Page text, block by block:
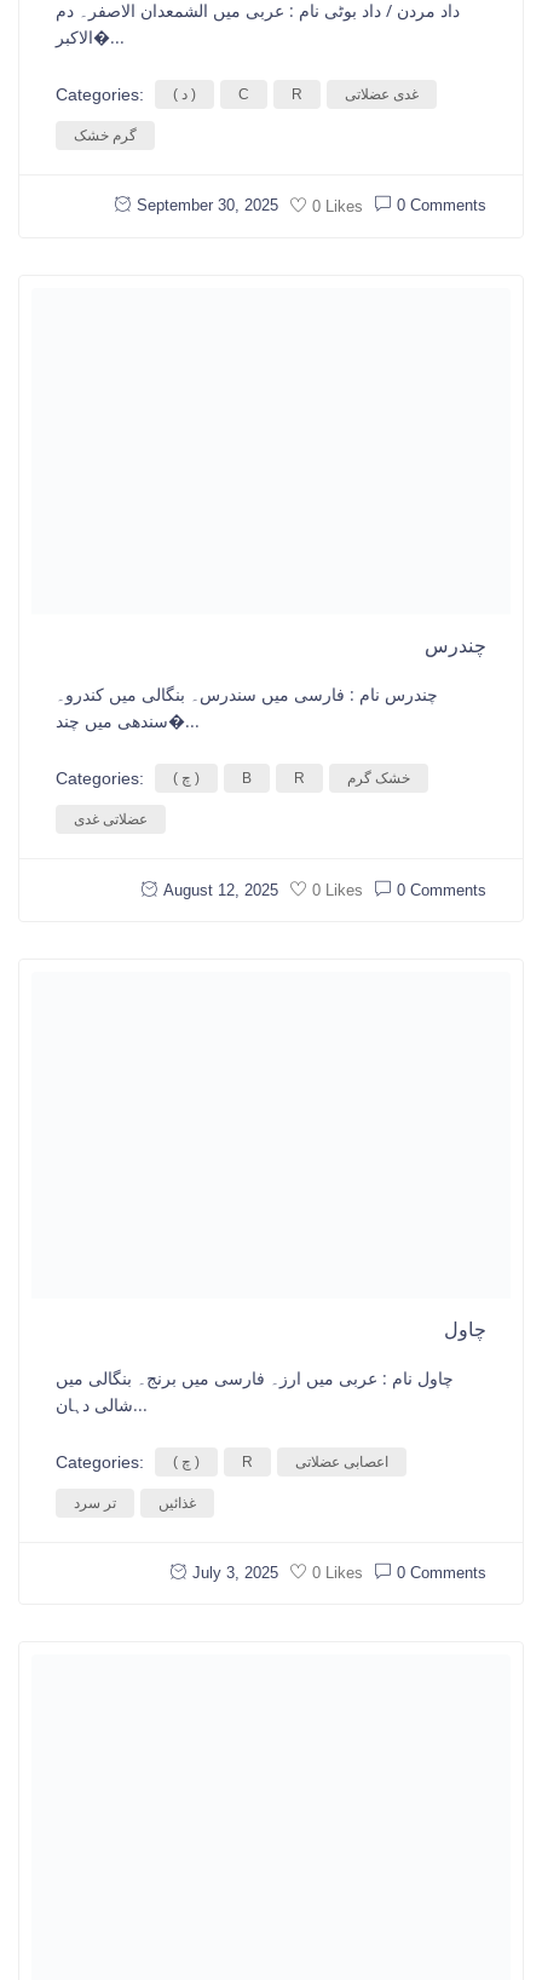
داد مردن / داد بوٹی نام : عربی میں الشمعدان الاصفر۔ دم
الاکبر�...
Categories: ( د ) C R غدی عضلاتی
گرم خشک
September 30, 2025 0 Likes 0 Comments
چندرس
چندرس نام : فارسی میں سندرس۔ بنگالی میں کندرو۔
سندھی میں چند�...
Categories: ( چ ) B R خشک گرم
عضلاتی غدی
August 12, 2025 0 Likes 0 Comments
چاول
چاول نام : عربی میں ارز۔ فارسی میں برنج۔ بنگالی میں
شالی دہان...
Categories: ( چ ) R اعصابی عضلاتی
تر سرد غذائیں
July 3, 2025 0 Likes 0 Comments